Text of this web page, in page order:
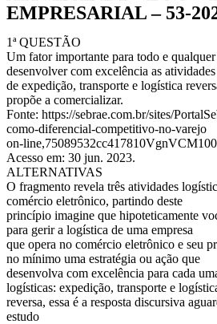
EMPRESARIAL – 53-
1ª QUESTÃO
Um fator importante para todo e
desenvolver com excelência as atividades
de expedição, transporte e logística
propõe a comercializar.
Fonte: https://sebrae.com.br/sites/
como-diferencial-competitivo-no-varejo
on-
Acesso em: 30 jun. 2023.
ALTERNATIVAS
O fragmento revela três atividades
comércio eletrônico, partindo deste
princípio imagine que hipoteticamente
para gerir a logística de uma empresa
que opera no comércio eletrônico e seu
no mínimo uma estratégia ou ação que
desenvolva com excelência para cada
logísticas: expedição, transporte e
reversa, essa é a resposta discursiva
estudo